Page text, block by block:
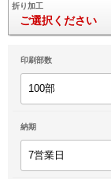
折り加工
ご選択ください
印刷部数
納期